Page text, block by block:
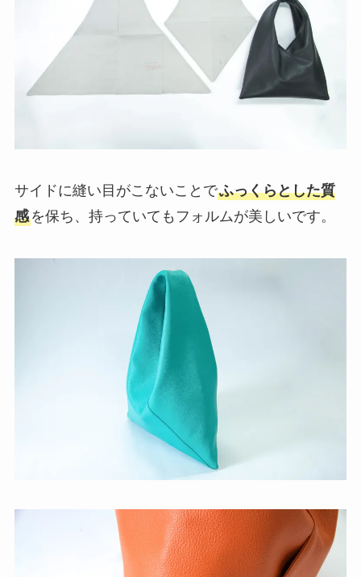
サイドに縫い目がこないことでふっくらとした質
感を保ち、持っていてもフォルムが美しいです。